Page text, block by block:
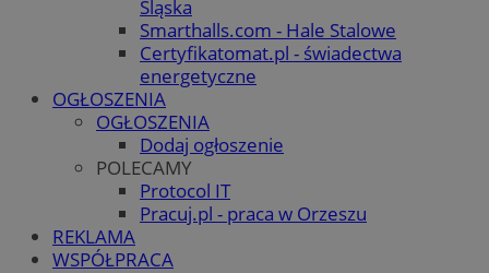
Śląska
Smarthalls.com - Hale Stalowe
Certyfikatomat.pl - świadectwa
energetyczne
OGŁOSZENIA
OGŁOSZENIA
Dodaj ogłoszenie
POLECAMY
Protocol IT
Pracuj.pl - praca w Orzeszu
REKLAMA
WSPÓŁPRACA